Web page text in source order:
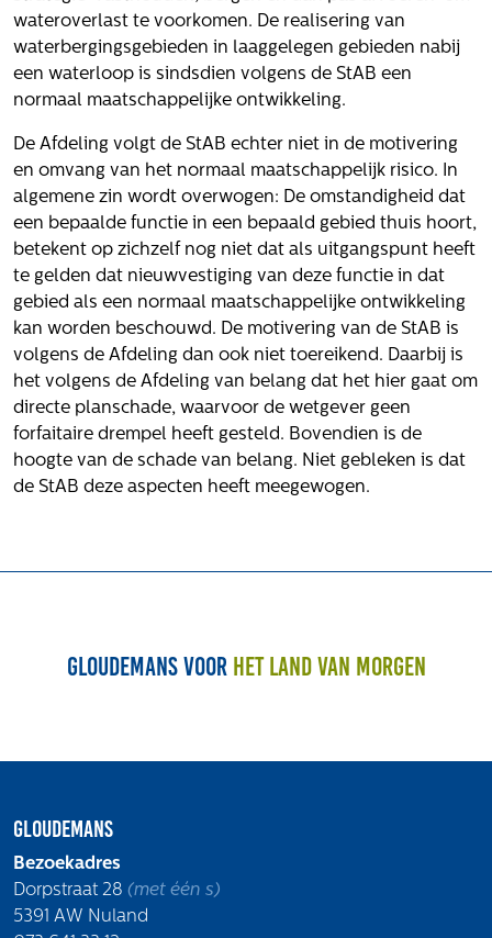
Actueel
Nieuws
Uitspraken
Werken bij
Vacatures
Contact
Klachten
Privacyverklaring
Proclaimer
Volg ons
wateroverlast te voorkomen. De realisering van
waterbergingsgebieden in laaggelegen gebieden nabij
een waterloop is sindsdien volgens de StAB een
normaal maatschappelijke ontwikkeling.
De Afdeling volgt de StAB echter niet in de motivering
en omvang van het normaal maatschappelijk risico. In
algemene zin wordt overwogen: De omstandigheid dat
een bepaalde functie in een bepaald gebied thuis hoort,
betekent op zichzelf nog niet dat als uitgangspunt heeft
te gelden dat nieuwvestiging van deze functie in dat
gebied als een normaal maatschappelijke ontwikkeling
kan worden beschouwd. De motivering van de StAB is
volgens de Afdeling dan ook niet toereikend. Daarbij is
het volgens de Afdeling van belang dat het hier gaat om
directe planschade, waarvoor de wetgever geen
forfaitaire drempel heeft gesteld. Bovendien is de
hoogte van de schade van belang. Niet gebleken is dat
de StAB deze aspecten heeft meegewogen.
Gloudemans voor het land van morgen
Gloudemans
Bezoekadres
Dorpstraat 28 (met één s)
5391 AW Nuland